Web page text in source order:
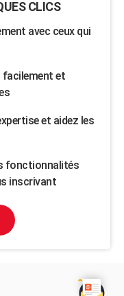
CLICS
avec ceux qui
facilement et
et aidez les
fonctionnalités
inscrivant